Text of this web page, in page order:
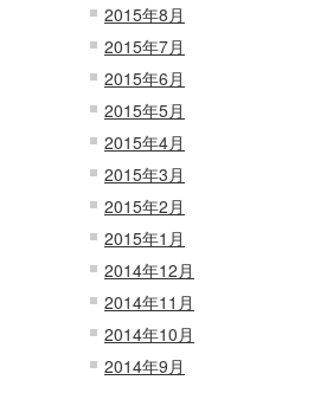
2015年8月
2015年7月
2015年6月
2015年5月
2015年4月
2015年3月
2015年2月
2015年1月
2014年12月
2014年11月
2014年10月
2014年9月